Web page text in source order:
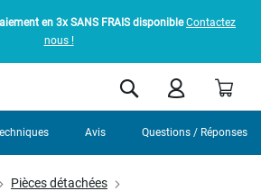
en 3x SANS FRAIS disponible Contactez
nous !
Rechercher
Pièces détachées
Avis Questions / Réponses